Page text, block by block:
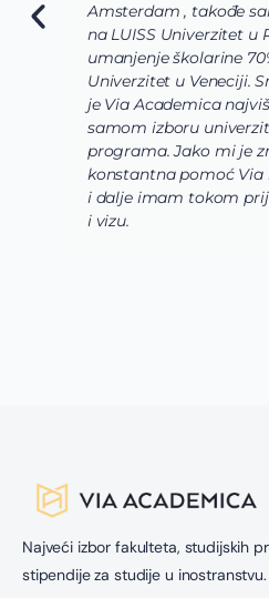
Amsterdam , takođe
na LUISS Univerzitet u
umanjenje školarine
Univerzitet u Veneciji.
je Via Academica
samom izboru
programa. Jako mi je
konstantna pomoć Via
i dalje imam tokom
i vizu.
Najveći izbor fakulteta, studijskih
stipendije za studije u inostranstvu.